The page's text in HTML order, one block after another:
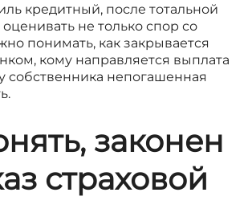
кредитный, после тотальной
не только спор со
понимать, как закрывается
кому направляется выплата
собственника непогашенная
законен
страховой